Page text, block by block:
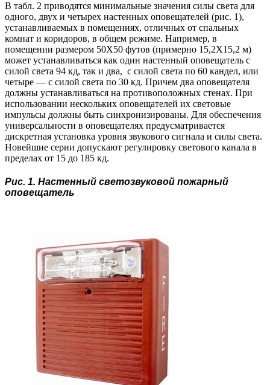
В табл. 2 приводятся минимальные значения силы света для
одного, двух и четырех настенных оповещателей (рис. 1),
устанавливаемых в помещениях, отличных от спальных
комнат и коридоров, в общем режиме. Например, в
помещении размером 50Х50 футов (примерно 15,2Х15,2 м)
может устанавливаться как один настенный оповещатель с
силой света 94 кд, так и два, с силой света по 60 кандел, или
четыре — с силой света по 30 кд. Причем два оповещателя
должны устанавливаться на противоположных стенах. При
использовании нескольких оповещателей их световые
импульсы должны быть синхронизированы. Для обеспечения
универсальности в оповещателях предусматривается
дискретная установка уровня звукового сигнала и силы света.
Новейшие серии допускают регулировку светового канала в
пределах от 15 до 185 кд.
Рис. 1. Настенный светозвуковой пожарный
оповещатель